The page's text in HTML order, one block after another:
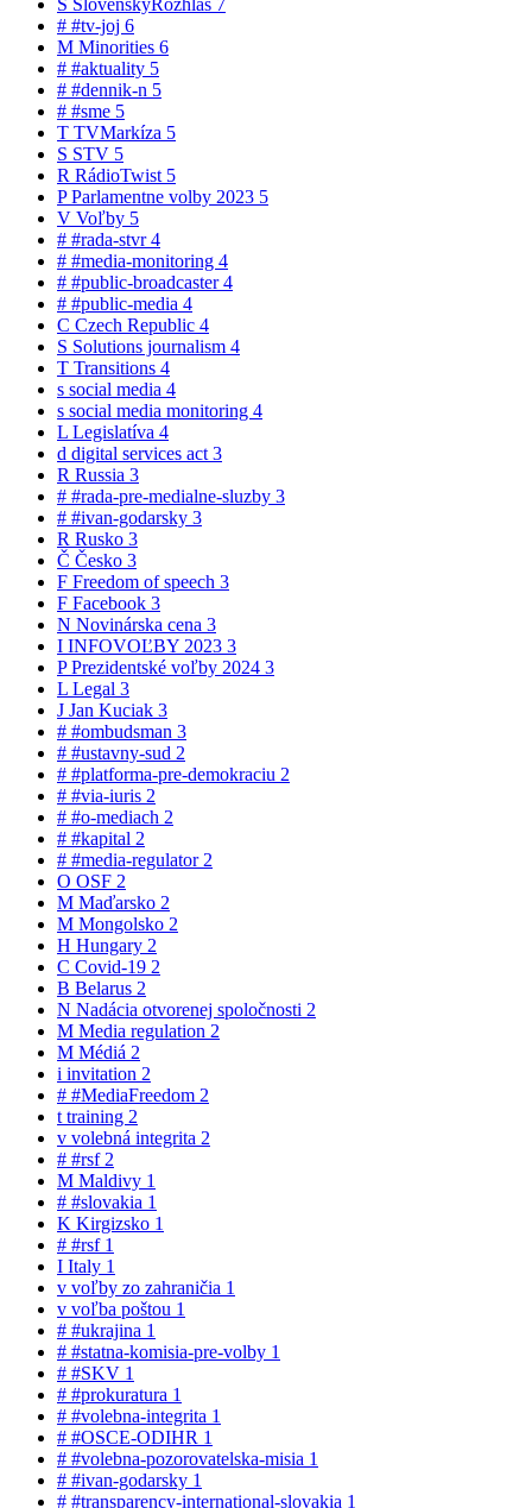
# #tv-joj 6
M Minorities 6
# #aktuality 5
# #dennik-n 5
# #sme 5
T TVMarkíza 5
S STV 5
R RádioTwist 5
PParlamentne volby 2023 5
V Voľby 5
# #rada-stvr4
# #media-monitoring 4
# #public-broadcaster4
# #public-media 4
C Czech Republic 4
S Solutions journalism 4
T Transitions 4
s social media 4
s social media monitoring 4
L Legislatíva 4
d digital services act 3
R Russia 3
# #rada-pre-medialne-sluzby 3
# #ivan-godarsky 3
R Rusko 3
Č Česko 3
F Freedom of speech 3
F Facebook 3
N Novinárska cena 3
I INFOVOĽBY 2023 3
PPrezidentské voľby 2024 3
L Legal 3
J Jan Kuciak 3
# #ombudsman 3
# #ustavny-sud 2
# #platforma-pre-demokraciu 2
# #via-iuris 2
# #o-mediach 2
# #kapital 2
# #media-regulator 2
O OSF 2
M Maďarsko 2
M Mongolsko 2
H Hungary 2
C Covid-19 2
B Belarus 2
N Nadácia otvorenej spoločnosti 2
M Media regulation 2
M Médiá 2
i invitation 2
# #MediaFreedom 2
t training 2
v volebná integrita 2
# #rsf 2
M Maldivy 1
# #slovakia 1
K Kirgizsko 1
# #rsf 1
I Italy 1
v voľby zo zahraničia 1
v voľba poštou 1
# #ukrajina 1
# #statna-komisia-pre-volby 1
# #SKV 1
# #prokuratura 1
# #volebna-integrita 1
# #OSCE-ODIHR 1
# #volebna-pozorovatelska-misia 1
# #ivan-godarsky 1
# #transparency-international-slovakia 1